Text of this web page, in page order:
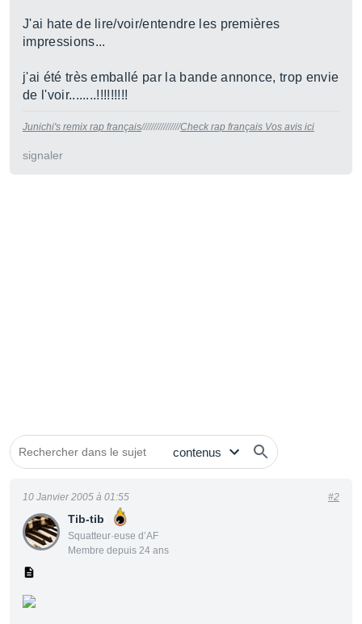
J'ai hate de lire/voir/entendre les premières
impressions...
j'ai été très emballé par la bande annonce, trop envie
de l'voir........!!!!!!!!!
Junichi's remix rap français////////////////Check rap français Vos avis ici
signaler
Tib-tib
Squatteur·euse d’AF
Membre depuis 24 ans
10 Janvier 2005 à 01:55 #2